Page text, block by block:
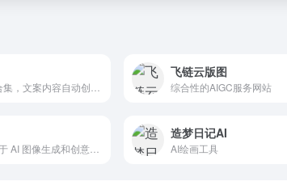
飞链云版图
综合性的AIGC服务网站
造梦日记AI
AI绘画工具